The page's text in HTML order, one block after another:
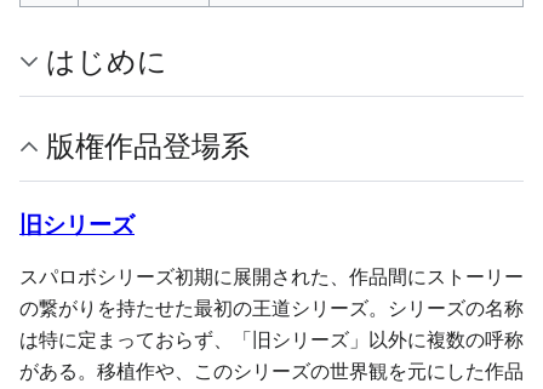
はじめに
版権作品登場系
旧シリーズ
スパロボシリーズ初期に展開された、作品間にストーリー
の繋がりを持たせた最初の王道シリーズ。シリーズの名称
は特に定まっておらず、「旧シリーズ」以外に複数の呼称
がある。移植作や、このシリーズの世界観を元にした作品